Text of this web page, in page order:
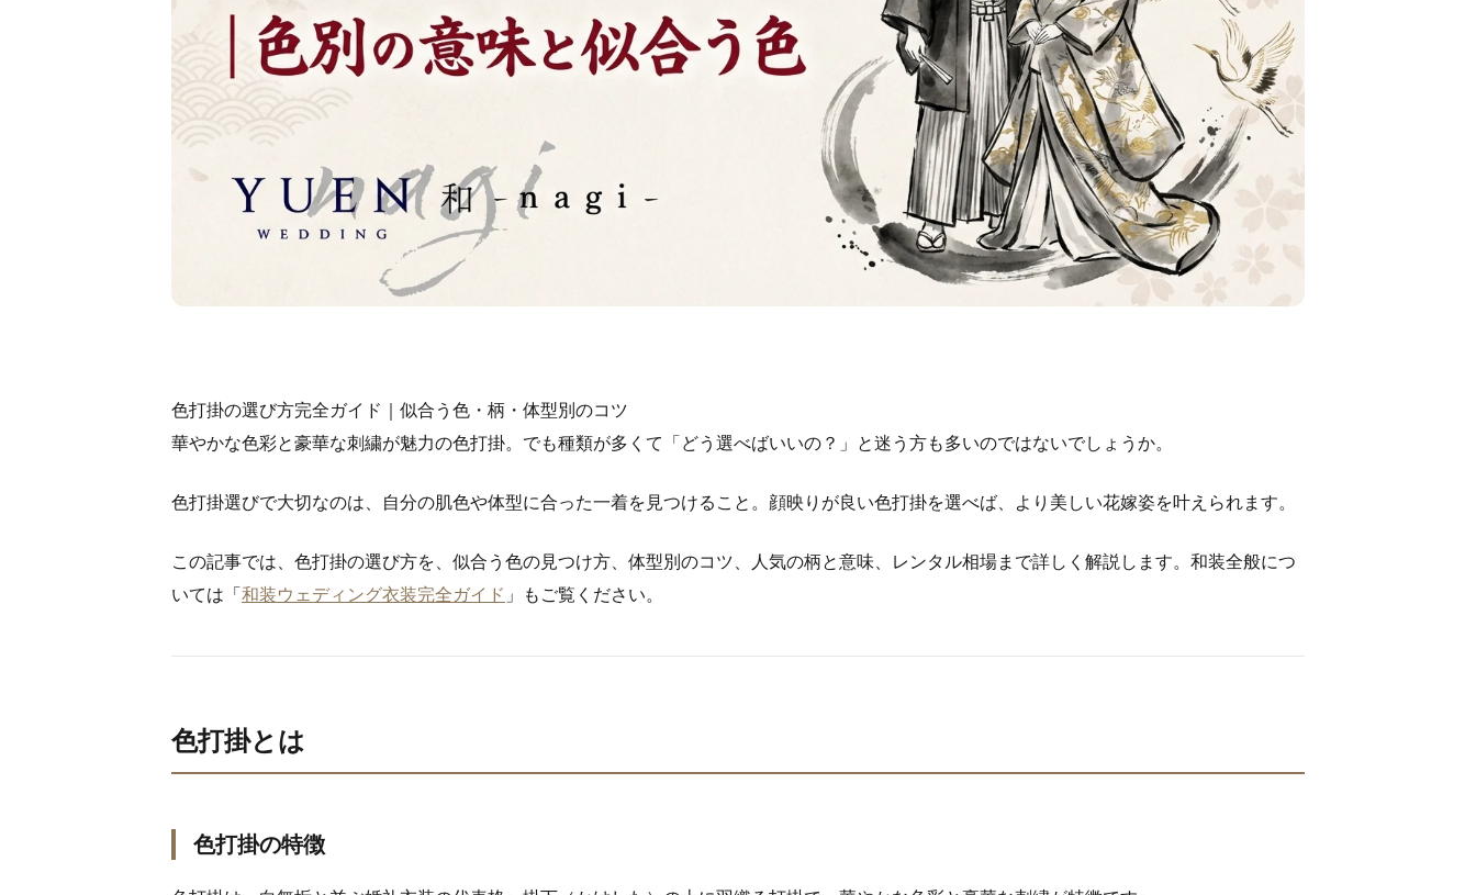
色打掛の選び方完全ガイド｜似合う色・柄・体型別のコツ
華やかな色彩と豪華な刺繍が魅力の色打掛。でも種類が多くて「どう選べばいいの？」と迷う方も多いのではないでしょうか。
色打掛選びで大切なのは、自分の肌色や体型に合った一着を見つけること。顔映りが良い色打掛を選べば、より美しい花嫁姿を叶えられます。
この記事では、色打掛の選び方を、似合う色の見つけ方、体型別のコツ、人気の柄と意味、レンタル相場まで詳しく解説します。和装全般につ
いては「 和装ウェディング衣装完全ガイド 」もご覧ください。
色打掛とは
色打掛の特徴